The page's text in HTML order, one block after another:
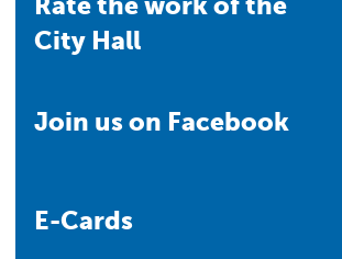
City Hall
Join us on Facebook
E-Cards